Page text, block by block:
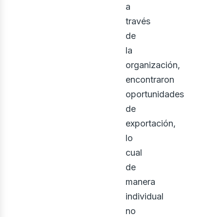
a
través
de
la
organización,
encontraron
oportunidades
de
exportación,
lo
cual
de
manera
individual
no